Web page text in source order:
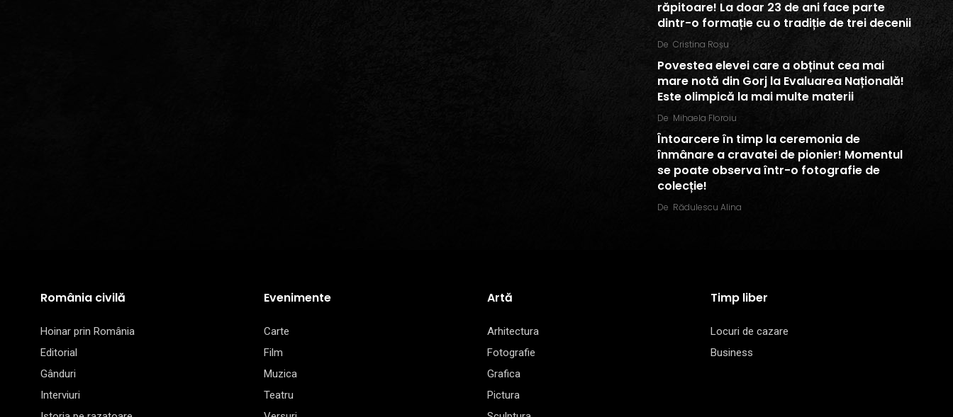
răpitoare! La doar 23 de ani face parte
dintr-o formație cu o tradiție de trei decenii
De Cristina Roșu
Povestea elevei care a obținut cea mai
mare notă din Gorj la Evaluarea Națională!
Este olimpică la mai multe materii
De Mihaela Floroiu
Întoarcere în timp la ceremonia de
înmânare a cravatei de pionier! Momentul
se poate observa într-o fotografie de
colecție!
De Rădulescu Alina
România civilă
Hoinar prin România
Editorial
Gânduri
Interviuri
Evenimente
Carte
Film
Muzica
Teatru
Artă
Arhitectura
Fotografie
Grafica
Pictura
Timp liber
Locuri de cazare
Business